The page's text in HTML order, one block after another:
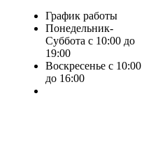
График работы
Понедельник-
Суббота с 10:00 до
19:00
Воскресенье с 10:00
до 16:00